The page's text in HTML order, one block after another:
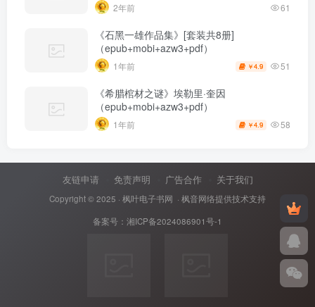
2年前 61
《石黑一雄作品集》[套装共8册]
（epub+mobi+azw3+pdf）
1年前 ￥4.9 51
《希腊棺材之谜》埃勒里·奎因
（epub+mobi+azw3+pdf）
1年前 ￥4.9 58
友链申请 免责声明 广告合作 关于我们
Copyright © 2025 · 枫叶电子书网 · 枫音网络提供技术支持
备案号： 湘ICP备2024086901号-1